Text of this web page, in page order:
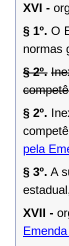
XVI -
§ 1º. O
normas
§ 2º.
§ 2º.
pela
§ 3º. A
XVII -